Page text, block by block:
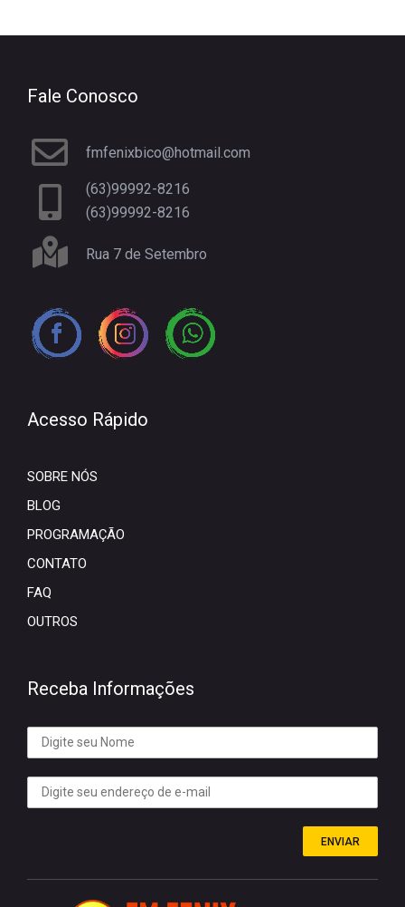
Fale Conosco
fmfenixbico@hotmail.com
(63)99992-8216
(63)99992-8216
Rua 7 de Setembro
Acesso Rápido
SOBRE NÓS
BLOG
PROGRAMAÇÃO
CONTATO
FAQ
OUTROS
Receba Informações
ENVIAR